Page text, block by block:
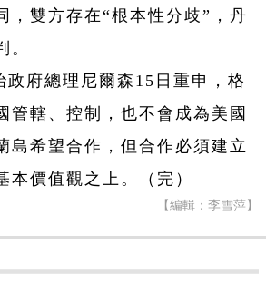
，雙方存在“根本性分歧”，丹
。
政府總理尼爾森15日重申，格
管轄、控制，也不會成為美國
島希望合作，但合作必須建立
本價值觀之上。（完）
【編輯：李雪萍】